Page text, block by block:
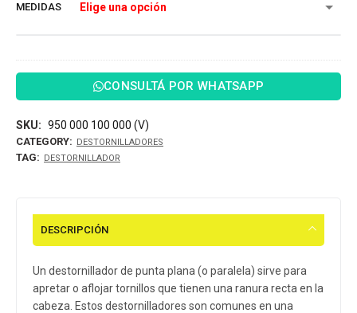
MEDIDAS
CONSULTÁ POR WHATSAPP
SKU: 950 000 100 000 (V)
CATEGORY: DESTORNILLADORES
TAG: DESTORNILLADOR
DESCRIPCIÓN
Un destornillador de punta plana (o paralela) sirve para
apretar o aflojar tornillos que tienen una ranura recta en la
cabeza. Estos destornilladores son comunes en una